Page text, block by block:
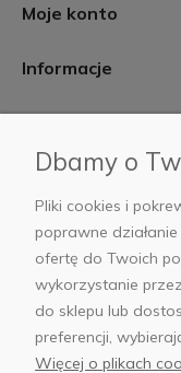
Moje konto
Informacje
AB Foto
Dbamy o
Pliki cookies i
poprawne
ofertę do Twoich
wykorzystanie
do sklepu lub
preferencji,
Więcej o plikach